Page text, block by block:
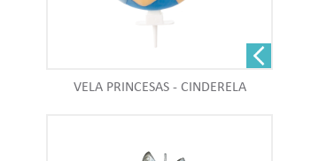
VELA PRINCESAS - CINDERELA